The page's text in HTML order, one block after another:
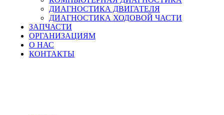
ДИАГНОСТИКА ДВИГАТЕЛЯ
ДИАГНОСТИКА ХОДОВОЙ ЧАСТИ
ЗАПЧАСТИ
ОРГАНИЗАЦИЯМ
О НАС
КОНТАКТЫ